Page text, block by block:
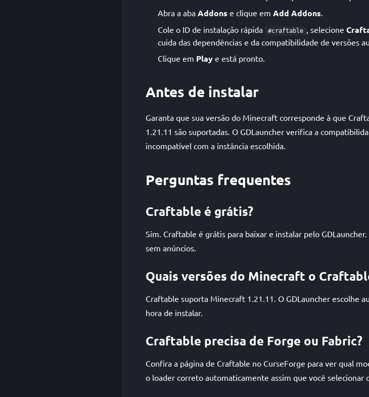
Abra a aba Addons e clique em Add Addons.
Cole o ID de instalação rápida
#craftable , selecione
cuida das dependências e da compatibilidade de versões
Clique em Play e está pronto.
Antes de instalar
Garanta que sua versão do Minecraft corresponde à que
1.21.11 são suportadas. O GDLauncher verifica a
incompatível com a instância escolhida.
Perguntas frequentes
Craftable é grátis?
Sim. Craftable é grátis para baixar e instalar pelo
sem anúncios.
Quais versões do Minecraft o
Craftable suporta Minecraft 1.21.11. O GDLauncher escolhe
hora de instalar.
Craftable precisa de Forge ou Fabric?
Confira a página de Craftable no CurseForge para ver qual
o loader correto automaticamente assim que você selecionar